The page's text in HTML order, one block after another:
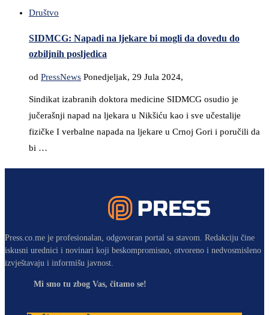
Društvo
SIDMCG: Napadi na ljekare bi mogli da dovedu do
ozbiljnih posljedica
od PressNews Ponedjeljak, 29 Jula 2024,
Sindikat izabranih doktora medicine SIDMCG osudio je
jučerašnji napad na ljekara u Nikšiću kao i sve učestalije
fizičke I verbalne napada na ljekare u Crnoj Gori i poručili da
bi …
Press.co.me je profesionalan, odgovoran portal sa stavom. Redakciju čine
iskusni urednici i novinari koji beskompromisno, otvoreno i nedvosmisleno
izvještavaju i informišu javnost.
Mi smo tu zbog Vas, čitamo se!